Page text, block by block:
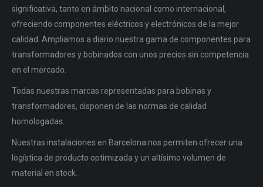
significativa, tanto en ámbito nacional como internacional,
ofreciendo componentes eléctricos y electrónicos de la mejor
calidad. Ampliamos a diario nuestra gama de componentes para
transformadores y bobinados con unos precios sin competencia
en el mercado.
Todas nuestras marcas representadas para bobinas y
transformadores, disponen de las normas de calidad
homologadas.
Nuestras instalaciones en Barcelona nos permiten ofrecer una
logística de producto optimizada y un altísimo volumen de
material en stock.